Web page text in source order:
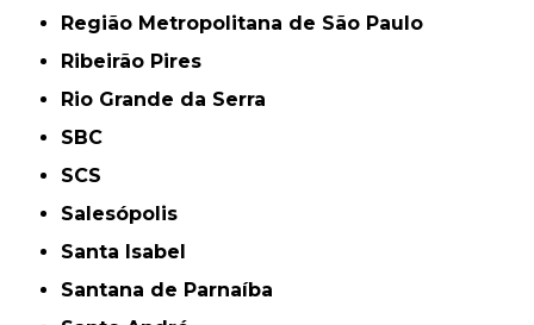
Região Metropolitana de São Paulo
Ribeirão Pires
Rio Grande da Serra
SBC
SCS
Salesópolis
Santa Isabel
Santana de Parnaíba